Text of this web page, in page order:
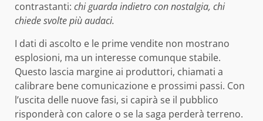
contrastanti: chi guarda indietro con nostalgia, chi
chiede svolte più audaci.
I dati di ascolto e le prime vendite non mostrano
esplosioni, ma un interesse comunque stabile.
Questo lascia margine ai produttori, chiamati a
calibrare bene comunicazione e prossimi passi. Con
l’uscita delle nuove fasi, si capirà se il pubblico
risponderà con calore o se la saga perderà terreno.